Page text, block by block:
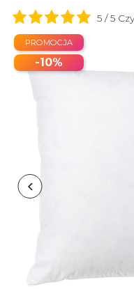
5 / 5
PROMOCJA
-10%